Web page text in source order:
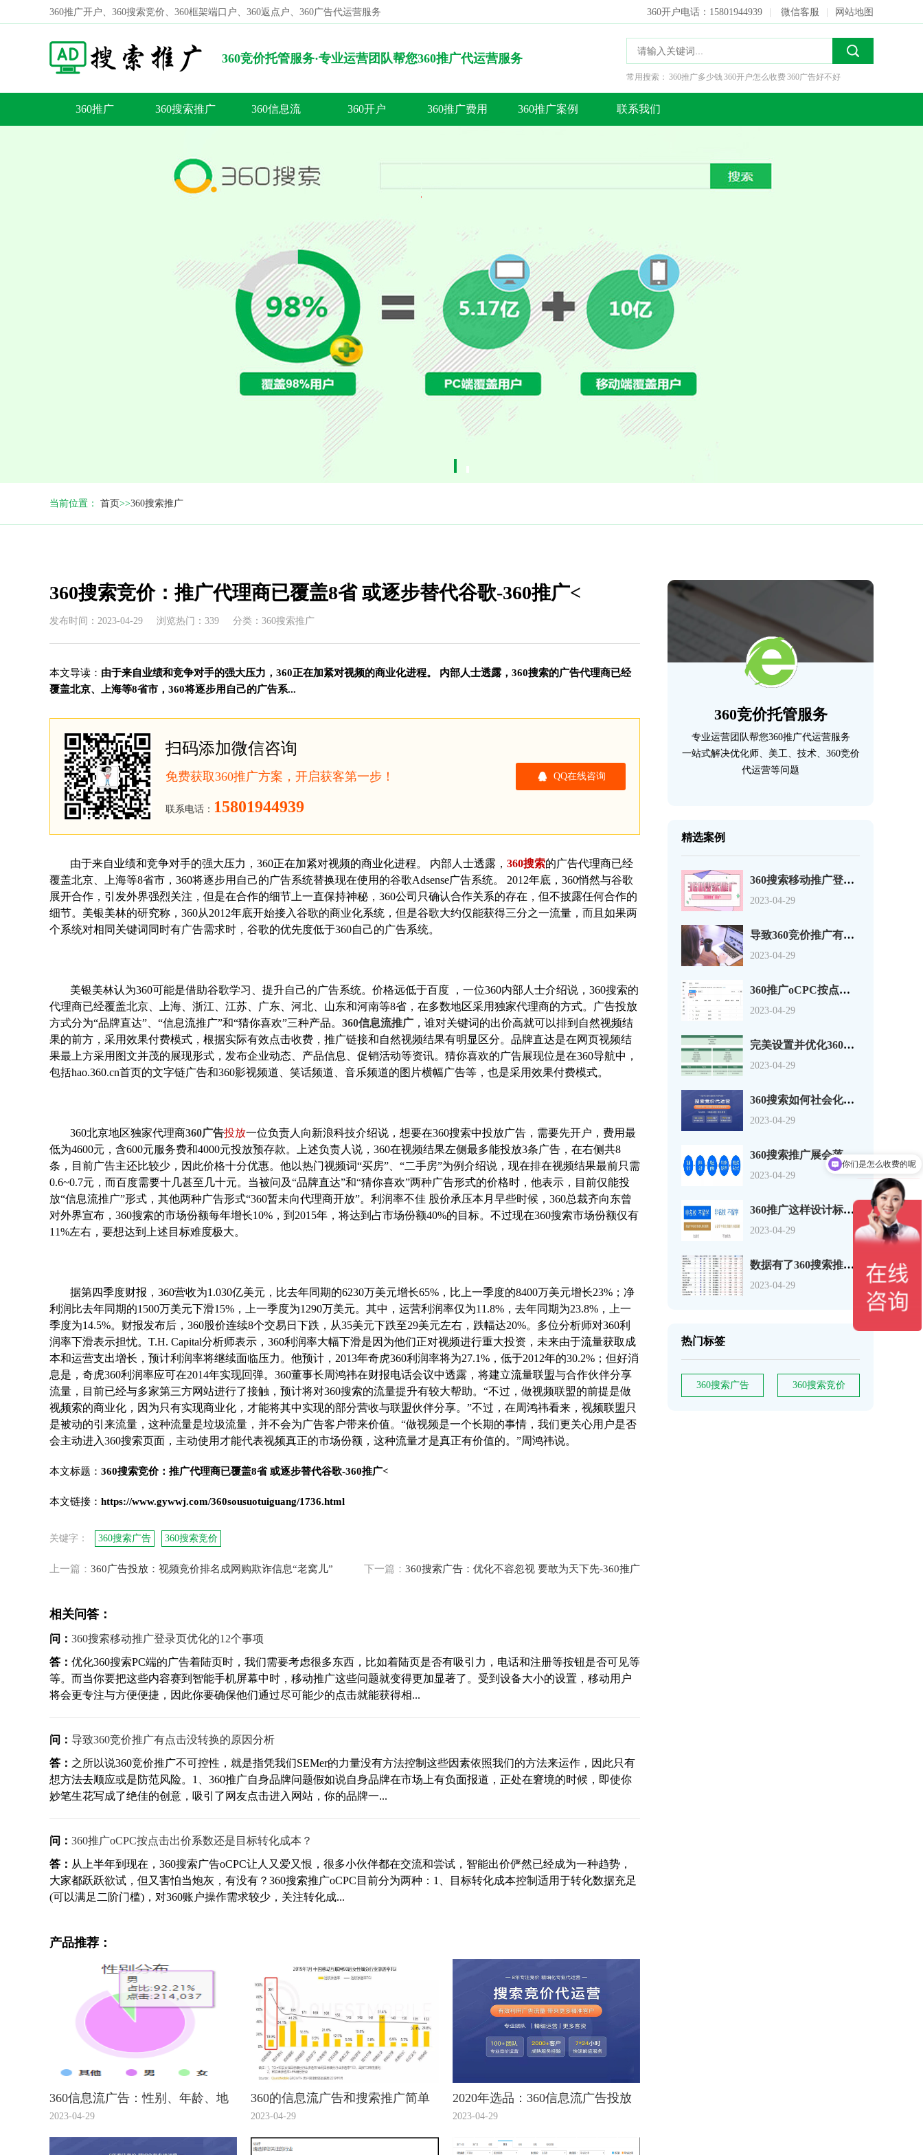
360推广开户、360搜索竞价、360框架端口户、360返点户、360广告代运营服务 360开户电话：15801944939 微信客服 网站地图
360竞价托管服务·专业运营团队帮您360推广代运营服务
搜索
常用搜索： 360推广多少钱360开户怎么收费360广告好不好
360推广 360搜索推广 360信息流 360开户 360推广费用 360推广案例 联系我们
当前位置： 首页>>360搜索推广
歌-360推广<
360竞价托管服务
专业运营团队帮您360推广代运营服务
一站式解决优化师、美工、技术、360竞价
代运营等问题
精选案例
360搜索移动推广登录页优化的12个事项
2023-04-29
导致360竞价推广有点击没转换的原因分析
2023-04-29
360推广oCPC按点击出价系数还是目标转化成本？
2023-04-29
完美设置并优化360搜索广告组和广告系列
2023-04-29
360搜索如何社会化营销以及搜索营销
2023-04-29
360搜索推广展会落地页怎么做？一套思路供参考
2023-04-29
360推广这样设计标题，资深优化师都说好！
2023-04-29
数据有了360搜索推广关键词如何分析
2023-04-29
热门标签
360搜索广告 360搜索竞价
360搜索竞价：推广代理商已覆盖8省 或逐步替代谷歌-360推广<
发布时间：2023-04-29 浏览热门：339 分类：360搜索推广
本文导读： 由于来自业绩和竞争对手的强大压力，360正在加紧对视频的商业化进程。 内部人士透露，360搜索的广告代理商已经
覆盖北京、上海等8省市，360将逐步用自己的广告系...
扫码添加微信咨询
免费获取360推广方案，开启获客第一步！
联系电话： 15801944939
QQ在线咨询
由于来自业绩和竞争对手的强大压力，360正在加紧对视频的商业化进程。 内部人士透露， 360搜索的广告代理商已经
覆盖北京、上海等8省市，360将逐步用自己的广告系统替换现在使用的谷歌Adsense广告系统。 2012年底，360悄然与谷歌
展开合作，引发外界强烈关注，但是在合作的细节上一直保持神秘，360公司只确认合作关系的存在，但不披露任何合作的
细节。美银美林的研究称，360从2012年底开始接入谷歌的商业化系统，但是谷歌大约仅能获得三分之一流量，而且如果两
个系统对相同关键词同时有广告需求时，谷歌的优先度低于360自己的广告系统。
美银美林认为360可能是借助谷歌学习、提升自己的广告系统。价格远低于百度 ，一位360内部人士介绍说，360搜索的
代理商已经覆盖北京、上海、浙江、江苏、广东、河北、山东和河南等8省，在多数地区采用独家代理商的方式。广告投放
方式分为“品牌直达”、“信息流推广”和“猜你喜欢”三种产品。 360信息流推广 ，谁对关键词的出价高就可以排到自然视频结
果的前方，采用效果付费模式，根据实际有效点击收费，推广链接和自然视频结果有明显区分。品牌直达是在网页视频结
果最上方采用图文并茂的展现形式，发布企业动态、产品信息、促销活动等资讯。猜你喜欢的广告展现位是在360导航中，
包括hao.360.cn首页的文字链广告和360影视频道、笑话频道、音乐频道的图片横幅广告等，也是采用效果付费模式。
360北京地区独家代理商360广告投放一位负责人向新浪科技介绍说，想要在360搜索中投放广告，需要先开户，费用最
低为4600元，含600元服务费和4000元投放预存款。上述负责人说，360在视频结果左侧最多能投放3条广告，在右侧共8
条，目前广告主还比较少，因此价格十分优惠。他以热门视频词“买房”、“二手房”为例介绍说，现在排在视频结果最前只需
0.6~0.7元，而百度需要十几甚至几十元。当被问及“品牌直达”和“猜你喜欢”两种广告形式的价格时，他表示，目前仅能投
放“信息流推广”形式，其他两种广告形式“360暂未向代理商开放”。利润率不佳 股价承压本月早些时候，360总裁齐向东曾
对外界宣布，360搜索的市场份额每年增长10%，到2015年，将达到占市场份额40%的目标。不过现在360搜索市场份额仅有
11%左右，要想达到上述目标难度极大。
据第四季度财报，360营收为1.030亿美元，比去年同期的6230万美元增长65%，比上一季度的8400万美元增长23%；净
利润比去年同期的1500万美元下滑15%，上一季度为1290万美元。其中，运营利润率仅为11.8%，去年同期为23.8%，上一
季度为14.5%。财报发布后，360股价连续8个交易日下跌，从35美元下跌至29美元左右，跌幅达20%。多位分析师对360利
润率下滑表示担忧。T.H. Capital分析师表示，360利润率大幅下滑是因为他们正对视频进行重大投资，未来由于流量获取成
本和运营支出增长，预计利润率将继续面临压力。他预计，2013年奇虎360利润率将为27.1%，低于2012年的30.2%；但好消
息是，奇虎360利润率应可在2014年实现回弹。360董事长周鸿祎在财报电话会议中透露，将建立流量联盟与合作伙伴分享
流量，目前已经与多家第三方网站进行了接触，预计将对360搜索的流量提升有较大帮助。“不过，做视频联盟的前提是做
视频索的商业化，因为只有实现商业化，才能将其中实现的部分营收与联盟伙伴分享。”不过，在周鸿祎看来，视频联盟只
是被动的引来流量，这种流量是垃圾流量，并不会为广告客户带来价值。“做视频是一个长期的事情，我们更关心用户是否
会主动进入360搜索页面，主动使用才能代表视频真正的市场份额，这种流量才是真正有价值的。”周鸿祎说。
本文标题： 360搜索竞价：推广代理商已覆盖8省 或逐步替代谷歌-360推广<
本文链接： https://www.gywwj.com/360sousuotuiguang/1736.html
关键字： 360搜索广告 360搜索竞价
上一篇： 360广告投放：视频竞价排名成网购欺诈信息“老窝儿” 下一篇： 360搜索广告：优化不容忽视 要敢为天下先-360推广
相关问答：
问： 360搜索移动推广登录页优化的12个事项
答： 优化360搜索PC端的广告着陆页时，我们需要考虑很多东西，比如着陆页是否有吸引力，电话和注册等按钮是否可见等
等。而当你要把这些内容赛到智能手机屏幕中时，移动推广这些问题就变得更加显著了。受到设备大小的设置，移动用户
将会更专注与方便便捷，因此你要确保他们通过尽可能少的点击就能获得相...
问： 导致360竞价推广有点击没转换的原因分析
答： 之所以说360竞价推广不可控性，就是指凭我们SEMer的力量没有方法控制这些因素依照我们的方法来运作，因此只有
想方法去顺应或是防范风险。1、360推广自身品牌问题假如说自身品牌在市场上有负面报道，正处在窘境的时候，即使你
妙笔生花写成了绝佳的创意，吸引了网友点击进入网站，你的品牌一...
问： 360推广oCPC按点击出价系数还是目标转化成本？
答： 从上半年到现在，360搜索广告oCPC让人又爱又恨，很多小伙伴都在交流和尝试，智能出价俨然已经成为一种趋势，
大家都跃跃欲试，但又害怕当炮灰，有没有？360搜索推广oCPC目前分为两种：1、目标转化成本控制适用于转化数据充足
(可以满足二阶门槛)，对360账户操作需求较少，关注转化成...
产品推荐：
360信息流广告：性别、年龄、地
域，你真的会设么？
2023-04-29
360的信息流广告和搜索推广简单
的介绍您看看！
2023-04-29
2020年选品：360信息流广告投放
趋势看出12个潜力爆款！
2023-04-29
你们是怎么收费的呢
现在有优惠活动吗